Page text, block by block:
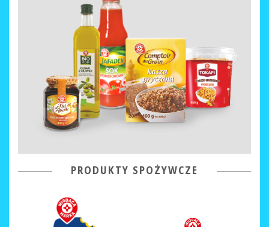
PRODUKTY SPOŻYWCZE